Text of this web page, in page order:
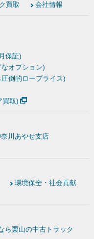
買取 会社情報
保証)
オプション)
倒的ロープライス)
買取)
川あやせ支店
環境保全・社会貢献
ら栗山の中古トラック